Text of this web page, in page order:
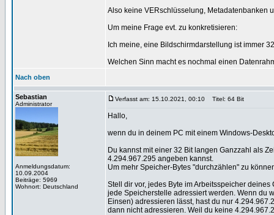
Also keine VERschlüsselung, Metadatenbanken
Um meine Frage evt. zu konkretisieren:
Ich meine, eine Bildschirmdarstellung ist immer
Welchen Sinn macht es nochmal einen
Nach oben
Sebastian
Administrator
Anmeldungsdatum:
10.09.2004
Beiträge: 5969
Wohnort: Deutschland
Verfasst am: 15.10.2021, 00:10 Titel: 64 Bit
Hallo,
wenn du in deinem PC mit einem Windows-
Du kannst mit einer 32 Bit langen Ganzzahl als
4.294.967.295 angeben kannst.
Um mehr Speicher-Bytes "durchzählen" zu
Stell dir vor, jedes Byte im Arbeitsspeicher
jede Speicherstelle adressiert werden. Wenn du
Einsen) adressieren lässt, hast du nur
dann nicht adressieren. Weil du keine